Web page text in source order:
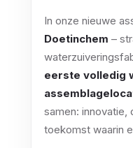
In onze nieuwe
Doetinchem –
eerste volledig
samen: innovatie,
toekomst waarin